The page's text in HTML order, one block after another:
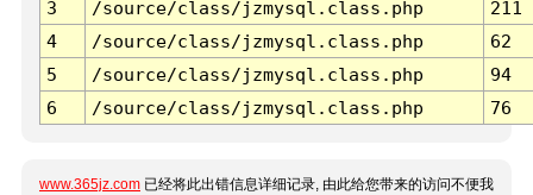
3 /source/class/jzmysql.class.php
211
4
/source/class/jzmysql.class.php
62
5
/source/class/jzmysql.class.php
94
6
/source/class/jzmysql.class.php 76
www.365jz.com 已经将此出错信息详细记录, 由此给您带来的访问不便我